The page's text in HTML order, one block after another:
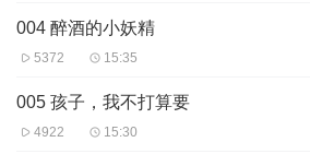
【bestxmly】或搜索【喜马拉雅付费精品
以拨打客服电话：4008385616
004 醉酒的小妖精
5372 15:35
005 孩子，我不打算要
4922 15:30